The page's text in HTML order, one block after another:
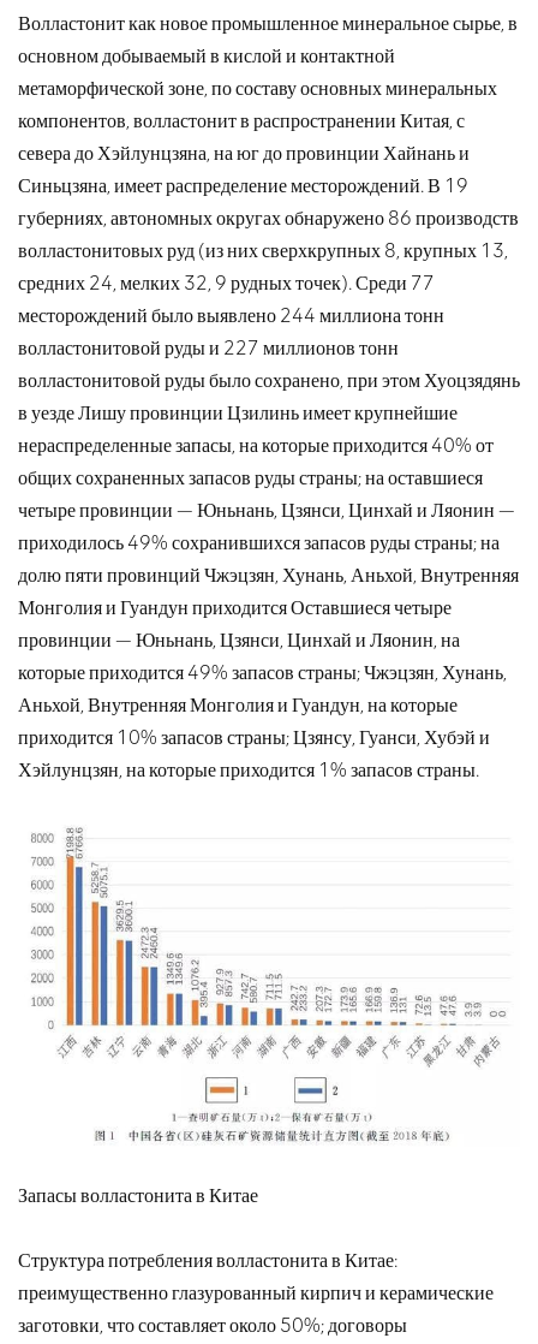
Волластонит как новое промышленное минеральное сырье, в
основном добываемый в кислой и контактной
метаморфической зоне, по составу основных минеральных
компонентов, волластонит в распространении Китая, с
севера до Хэйлунцзяна, на юг до провинции Хайнань и
Синьцзяна, имеет распределение месторождений. В 19
губерниях, автономных округах обнаружено 86 производств
волластонитовых руд (из них сверхкрупных 8, крупных 13,
средних 24, мелких 32, 9 рудных точек). Среди 77
месторождений было выявлено 244 миллиона тонн
волластонитовой руды и 227 миллионов тонн
волластонитовой руды было сохранено, при этом Хуоцзядянь
в уезде Лишу провинции Цзилинь имеет крупнейшие
нераспределенные запасы, на которые приходится 40% от
общих сохраненных запасов руды страны; на оставшиеся
четыре провинции — Юньнань, Цзянси, Цинхай и Ляонин —
приходилось 49% сохранившихся запасов руды страны; на
долю пяти провинций Чжэцзян, Хунань, Аньхой, Внутренняя
Монголия и Гуандун приходится Оставшиеся четыре
провинции — Юньнань, Цзянси, Цинхай и Ляонин, на
которые приходится 49% запасов страны; Чжэцзян, Хунань,
Аньхой, Внутренняя Монголия и Гуандун, на которые
приходится 10% запасов страны; Цзянсу, Гуанси, Хубэй и
Хэйлунцзян, на которые приходится 1% запасов страны.
Запасы волластонита в Китае
Структура потребления волластонита в Китае:
преимущественно глазурованный кирпич и керамические
заготовки, что составляет около 50%; договоры